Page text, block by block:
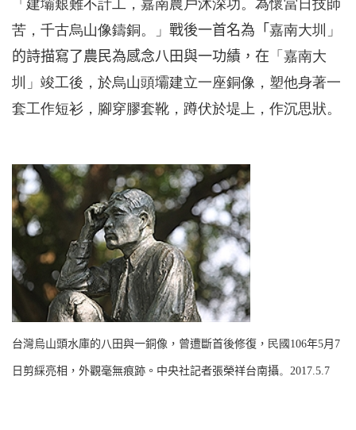
「建壩艱難不計工，嘉南農戶沐深功。為懷當日技師
苦，千古烏山像鑄銅。」 戰後一首名為「 嘉南大圳」
的詩描寫了農民為感念八田與一功績，在 「嘉南大
圳」竣工後，於烏山頭壩建立一座銅像，塑他身著一
套工作短衫，腳穿膠套靴，蹲伏於堤上，作沉思狀。
台灣烏山頭水庫的八田與一銅像，曾遭斷首後修復， 民國 106年5月 7
日 剪綵亮相，外觀毫無痕跡。中央社記者張榮祥台南攝。 2017.5.7